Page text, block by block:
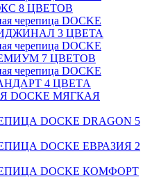
8 ЦВЕТОВ
черепица DOCKE
3 ЦВЕТА
черепица DOCKE
7 ЦВЕТОВ
черепица DOCKE
4 ЦВЕТA
МЯГКАЯ
DOCKE DRAGON 5
DOCKE ЕВРАЗИЯ 2
DOCKE КОМФОРТ